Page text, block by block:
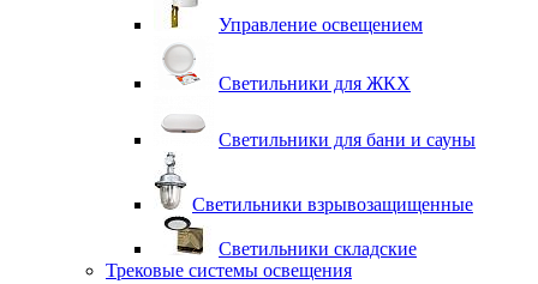
Управление освещением
Светильники для ЖКХ
Светильники для бани и сауны
Светильники взрывозащищенные
Светильники складские
Трековые системы освещения